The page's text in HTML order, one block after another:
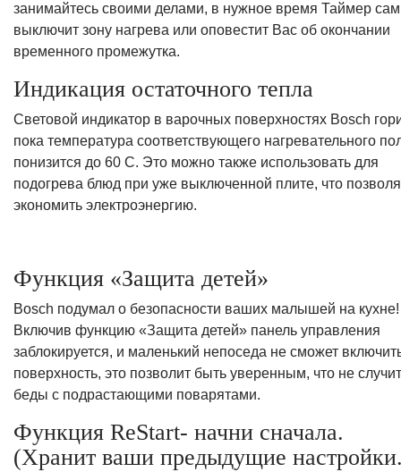
занимайтесь своими делами, в нужное время Таймер сам
выключит зону нагрева или оповестит Вас об окончании
временного промежутка.
Индикация остаточного тепла
Световой индикатор в варочных поверхностях Bosch
пока температура соответствующего нагревательного
понизится до 60 С. Это можно также использовать для
подогрева блюд при уже выключенной плите, что
экономить электроэнергию.
Функция «Защита детей»
Bosch подумал о безопасности ваших малышей на кухне!
Включив функцию «Защита детей» панель управления
заблокируется, и маленький непоседа не сможет
поверхность, это позволит быть уверенным, что не
беды с подрастающими поварятами.
Функция ReStart- начни сначала.
(Хранит ваши предыдущие